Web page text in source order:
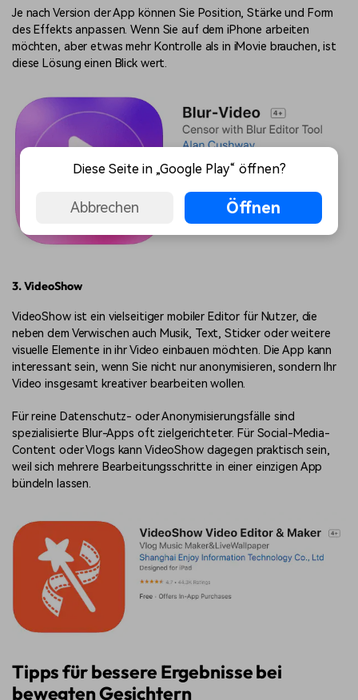
Je nach Version der App können Sie Position, Stärke und Form
des Effekts anpassen. Wenn Sie auf dem iPhone arbeiten
möchten, aber etwas mehr Kontrolle als in iMovie brauchen, ist
diese Lösung einen Blick wert.
3. VideoShow
VideoShow ist ein vielseitiger mobiler Editor für Nutzer, die
neben dem Verwischen auch Musik, Text, Sticker oder weitere
visuelle Elemente in ihr Video einbauen möchten. Die App kann
interessant sein, wenn Sie nicht nur anonymisieren, sondern Ihr
Video insgesamt kreativer bearbeiten wollen.
Für reine Datenschutz- oder Anonymisierungsfälle sind
spezialisierte Blur-Apps oft zielgerichteter. Für Social-Media-
Content oder Vlogs kann VideoShow dagegen praktisch sein,
weil sich mehrere Bearbeitungsschritte in einer einzigen App
bündeln lassen.
Tipps für bessere Ergebnisse bei
bewegten Gesichtern
Diese Seite in „Google Play“ öffnen?
Abbrechen Öffnen